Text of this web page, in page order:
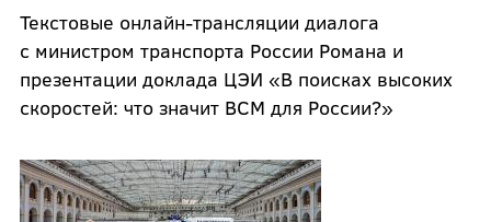
Текстовые онлайн-трансляции диалога
с министром транспорта России Романа и
презентации доклада ЦЭИ «В поисках высоких
скоростей: что значит ВСМ для России?»